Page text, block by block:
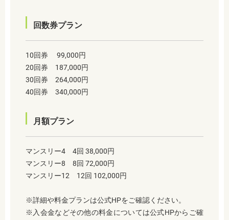
回数券プラン
10回券 99,000円
20回券 187,000円
30回券 264,000円
40回券 340,000円
月額プラン
マンスリー4 4回 38,000円
マンスリー8 8回 72,000円
マンスリー12 12回 102,000円
※詳細や料金プランは公式HPをご確認ください。
※入会金などその他の料金については公式HPからご確